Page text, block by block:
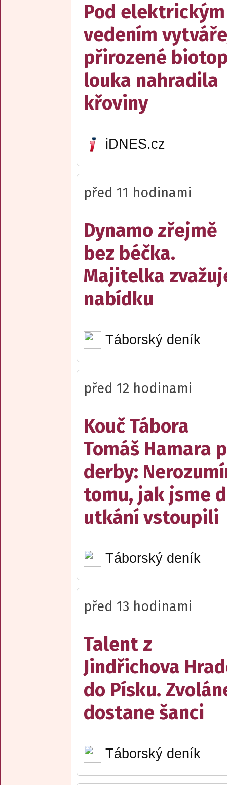
Pod elektrickým
vedením
přirozené
louka nahradila
křoviny
iDNES.cz
před 11 hodinami
Dynamo zřejmě
bez béčka.
Majitelka
nabídku
Táborský deník
před 12 hodinami
Kouč Tábora
Tomáš Hamara
derby:
tomu, jak jsme
utkání vstoupili
Táborský deník
před 13 hodinami
Talent z
Jindřichova
do Písku.
dostane šanci
Táborský deník